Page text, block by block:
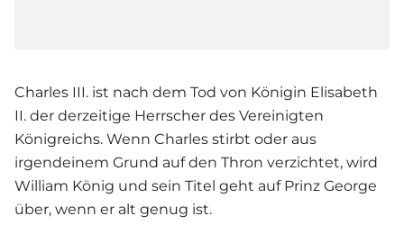
Charles III. ist nach dem Tod von Königin Elisabeth
II. der derzeitige Herrscher des Vereinigten
Königreichs. Wenn Charles stirbt oder aus
irgendeinem Grund auf den Thron verzichtet, wird
William König und sein Titel geht auf Prinz George
über, wenn er alt genug ist.